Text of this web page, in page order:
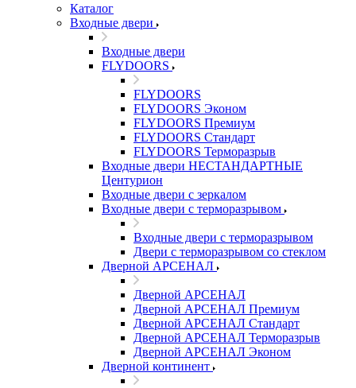
Каталог
Входные двери
Входные двери
FLYDOORS
FLYDOORS
FLYDOORS Эконом
FLYDOORS Премиум
FLYDOORS Стандарт
FLYDOORS Терморазрыв
Входные двери НЕСТАНДАРТНЫЕ
Центурион
Входные двери с зеркалом
Входные двери с терморазрывом
Входные двери с терморазрывом
Двери с терморазрывом со стеклом
Дверной АРСЕНАЛ
Дверной АРСЕНАЛ
Дверной АРСЕНАЛ Премиум
Дверной АРСЕНАЛ Стандарт
Дверной АРСЕНАЛ Терморазрыв
Дверной АРСЕНАЛ Эконом
Дверной континент